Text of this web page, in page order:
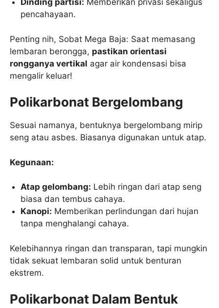
Dinding partisi: Memberikan privasi sekaligus
pencahayaan.
Penting nih, Sobat Mega Baja: Saat memasang
lembaran berongga, pastikan orientasi
rongganya vertikal agar air kondensasi bisa
mengalir keluar!
Polikarbonat Bergelombang
Sesuai namanya, bentuknya bergelombang mirip
seng atau asbes. Biasanya digunakan untuk atap.
Kegunaan:
Atap gelombang: Lebih ringan dari atap seng
biasa dan tembus cahaya.
Kanopi: Memberikan perlindungan dari hujan
tanpa menghalangi cahaya.
Kelebihannya ringan dan transparan, tapi mungkin
tidak sekuat lembaran solid untuk benturan
ekstrem.
Polikarbonat Dalam Bentuk